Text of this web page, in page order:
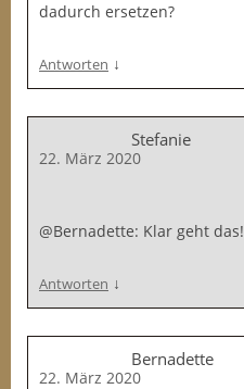
dadurch ersetzen?
Antworten ↓
Stefanie
22. März 2020
@Bernadette: Klar geht das!
Antworten ↓
Bernadette
22. März 2020